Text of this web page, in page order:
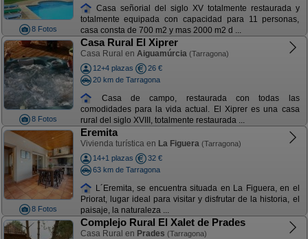
8 Fotos
Casa señorial del siglo XV totalmente restaurada y
totalmente equipada con capacidad para 11 personas,
casa consta de 700 m2 y mas 2000 m2 d ...
8 Fotos
Casa Rural El Xiprer
Casa Rural en Aiguamúrcia (Tarragona)
12+4 plazas
26 €
20 km de Tarragona
Casa de campo, restaurada con todas las
comodidades para la vida actual. El Xiprer es una casa
rural del siglo XVIII, totalmente restaurada ...
8 Fotos
Eremita
Vivienda turística en La Figuera (Tarragona)
14+1 plazas
32 €
63 km de Tarragona
L´Eremita, se encuentra situada en La Figuera, en el
Priorat, lugar ideal para visitar y disfrutar de la historia, el
paisaje, la naturaleza ...
Complejo Rural El Xalet de Prades
Casa Rural en Prades (Tarragona)